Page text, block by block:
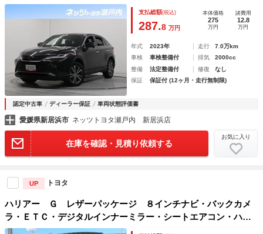
ドラレコ ＬＥＤヘッドランプ
支払総額(税込)
287.8 万円
本体価格
275
万円
諸費用
12.8
万円
年式 2023年 走行
7.0万km
車検
車検整備付 排気
2000cc
整備
法定整備付 修復
なし
保証
保証付 (12ヶ月・走行無制限)
認定中古車 ディーラー保証 車両状態評価書
愛媛県新居浜市 ネッツトヨタ瀬戸内 新居浜店
在庫を確認・見積り依頼する
お気に入り
UP トヨタ
ハリアー Ｇ レザーパッケージ ８インチナビ・バックカメ
ラ・ＥＴＣ・デジタルインナーミラー・シートエアコン・ハン
ドルヒーター・アダプティブクルーズコトロール・パワーバッ